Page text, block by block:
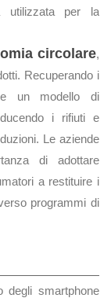
utilizzata per la
circolare,
Recuperando i
un modello di
i rifiuti e
Le aziende
di adottare
a restituire i
programmi di
degli smartphone